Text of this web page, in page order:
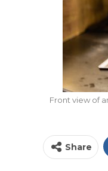
Front view of
Share